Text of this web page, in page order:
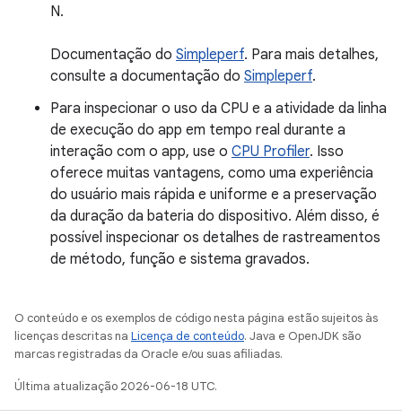
N.
Documentação do Simpleperf. Para mais detalhes,
consulte a documentação do Simpleperf.
Para inspecionar o uso da CPU e a atividade da linha
de execução do app em tempo real durante a
interação com o app, use o CPU Profiler. Isso
oferece muitas vantagens, como uma experiência
do usuário mais rápida e uniforme e a preservação
da duração da bateria do dispositivo. Além disso, é
possível inspecionar os detalhes de rastreamentos
de método, função e sistema gravados.
O conteúdo e os exemplos de código nesta página estão sujeitos às
licenças descritas na Licença de conteúdo. Java e OpenJDK são
marcas registradas da Oracle e/ou suas afiliadas.
Última atualização 2026-06-18 UTC.